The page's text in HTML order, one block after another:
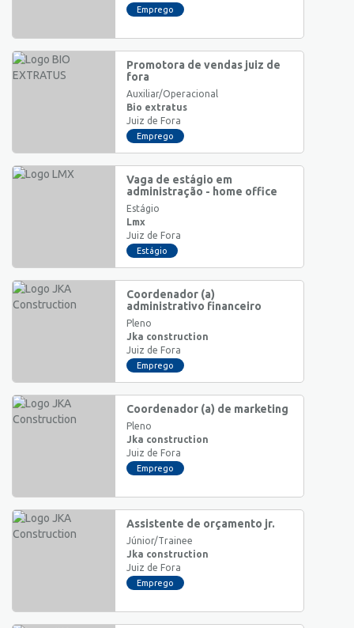
Emprego
Promotora de vendas juiz de
fora
Auxiliar/Operacional
Bio extratus
Juiz de Fora
Emprego
Vaga de estágio em
administração - home office
Estágio
Lmx
Juiz de Fora
Estágio
Coordenador (a)
administrativo financeiro
Pleno
Jka construction
Juiz de Fora
Emprego
Coordenador (a) de marketing
Pleno
Jka construction
Juiz de Fora
Emprego
Assistente de orçamento jr.
Júnior/Trainee
Jka construction
Juiz de Fora
Emprego